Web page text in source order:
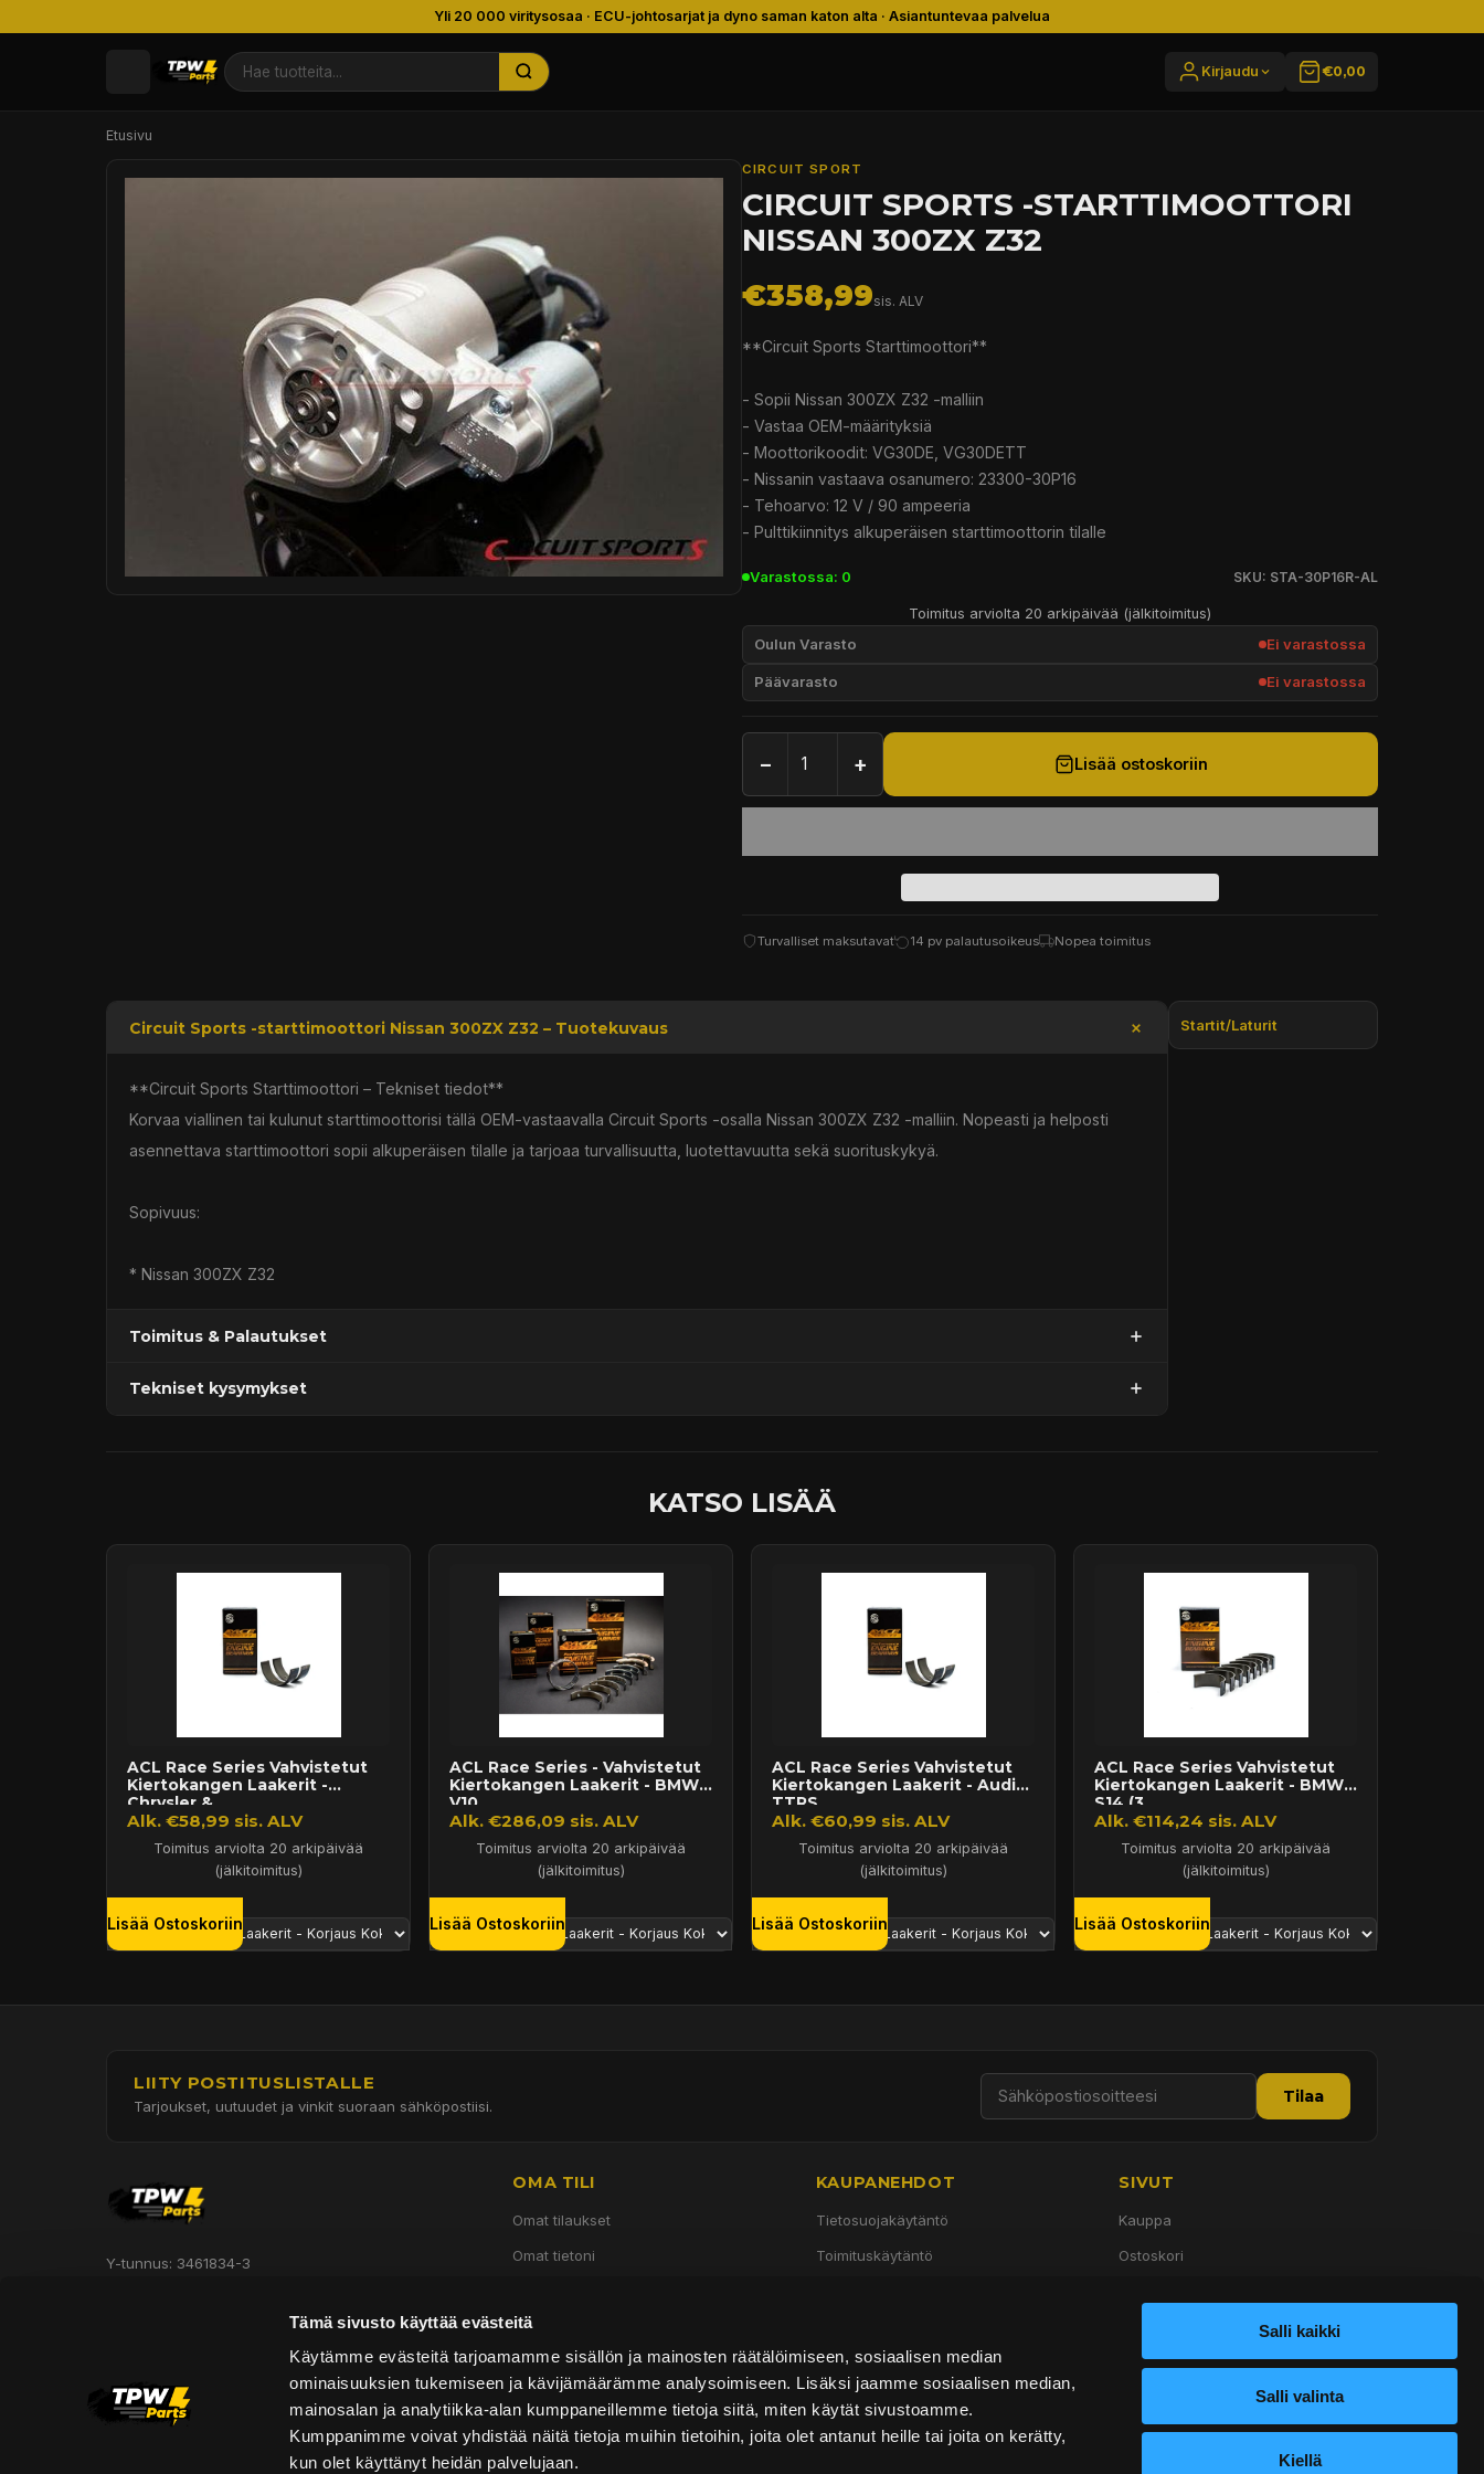
Tämä sivusto käyttää evästeitä
Käytämme evästeitä tarjoamamme sisällön ja mainosten räätälöimiseen, sosiaalisen median
ominaisuuksien tukemiseen ja kävijämäärämme analysoimiseen. Lisäksi jaamme sosiaalisen median,
mainosalan ja analytiikka-alan kumppaneillemme tietoja siitä, miten käytät sivustoamme.
Kumppanimme voivat yhdistää näitä tietoja muihin tietoihin, joita olet antanut heille tai joita on kerätty,
kun olet käyttänyt heidän palvelujaan.
Salli kaikki
Salli valinta
Kiellä
Yli 20 000 viritysosaa · ECU-johtosarjat ja dyno saman katon alta · Asiantuntevaa palvelua
Kirjaudu €0,00
Etusivu
CIRCUIT SPORT
CIRCUIT SPORTS -STARTTIMOOTTORI
NISSAN 300ZX Z32
€358,99sis. ALV
**Circuit Sports Starttimoottori**
- Sopii Nissan 300ZX Z32 -malliin
- Vastaa OEM-määrityksiä
- Moottorikoodit: VG30DE, VG30DETT
- Nissanin vastaava osanumero: 23300-30P16
- Tehoarvo: 12 V / 90 ampeeria
- Pulttikiinnitys alkuperäisen starttimoottorin tilalle
Varastossa: 0 SKU: STA-30P16R-AL
Toimitus arviolta 20 arkipäivää (jälkitoimitus)
Oulun Varasto Ei varastossa
Päävarasto Ei varastossa
− + Lisää ostoskoriin
Turvalliset maksutavat 14 pv palautusoikeus Nopea toimitus
Circuit Sports -starttimoottori Nissan 300ZX Z32 – Tuotekuvaus
**Circuit Sports Starttimoottori – Tekniset tiedot**
Korvaa viallinen tai kulunut starttimoottorisi tällä OEM-vastaavalla Circuit Sports -osalla Nissan 300ZX Z32 -malliin. Nopeasti ja helposti
asennettava starttimoottori sopii alkuperäisen tilalle ja tarjoaa turvallisuutta, luotettavuutta sekä suorituskykyä.
Sopivuus:
* Nissan 300ZX Z32
Toimitus & Palautukset
Tekniset kysymykset
Startit/Laturit
KATSO LISÄÄ
ACL Race Series Vahvistetut
Kiertokangen Laakerit -
Chrysler &...
Alk. €58,99 sis. ALV
Toimitus arviolta 20 arkipäivää
(jälkitoimitus)
Lisää Ostoskoriin
ACL Race Series - Vahvistetut
Kiertokangen Laakerit - BMW
V10 ...
Alk. €286,09 sis. ALV
Toimitus arviolta 20 arkipäivää
(jälkitoimitus)
Lisää Ostoskoriin
ACL Race Series Vahvistetut
Kiertokangen Laakerit - Audi
TTRS,...
Alk. €60,99 sis. ALV
Toimitus arviolta 20 arkipäivää
(jälkitoimitus)
Lisää Ostoskoriin
ACL Race Series Vahvistetut
Kiertokangen Laakerit - BMW
S14 (3...
Alk. €114,24 sis. ALV
Toimitus arviolta 20 arkipäivää
(jälkitoimitus)
Lisää Ostoskoriin
LIITY POSTITUSLISTALLE
Tarjoukset, uutuudet ja vinkit suoraan sähköpostiisi.
Tilaa
Y-tunnus: 3461834-3
Asiakaspalvelu:
asiakaspalvelu@tpwparts.com
OMA TILI
Omat tilaukset
Omat tietoni
KAUPANEHDOT
Tietosuojakäytäntö
Toimituskäytäntö
SIVUT
Kauppa
Ostoskori
Yhteystiedot